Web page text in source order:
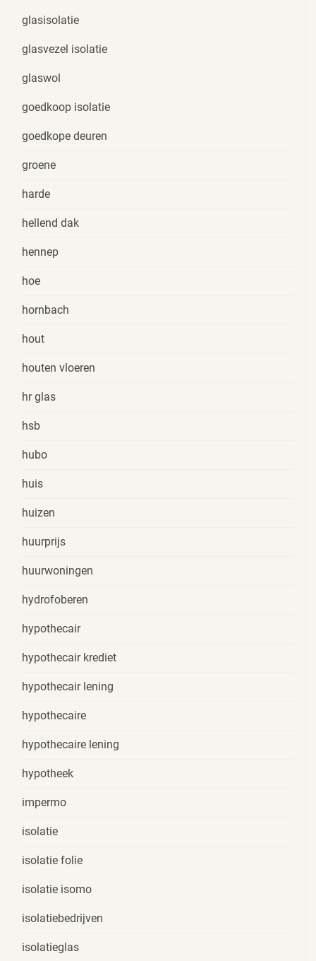
glasisolatie
glasvezel isolatie
glaswol
goedkoop isolatie
goedkope deuren
groene
harde
hellend dak
hennep
hoe
hornbach
hout
houten vloeren
hr glas
hsb
hubo
huis
huizen
huurprijs
huurwoningen
hydrofoberen
hypothecair
hypothecair krediet
hypothecair lening
hypothecaire
hypothecaire lening
hypotheek
impermo
isolatie
isolatie folie
isolatie isomo
isolatiebedrijven
isolatieglas